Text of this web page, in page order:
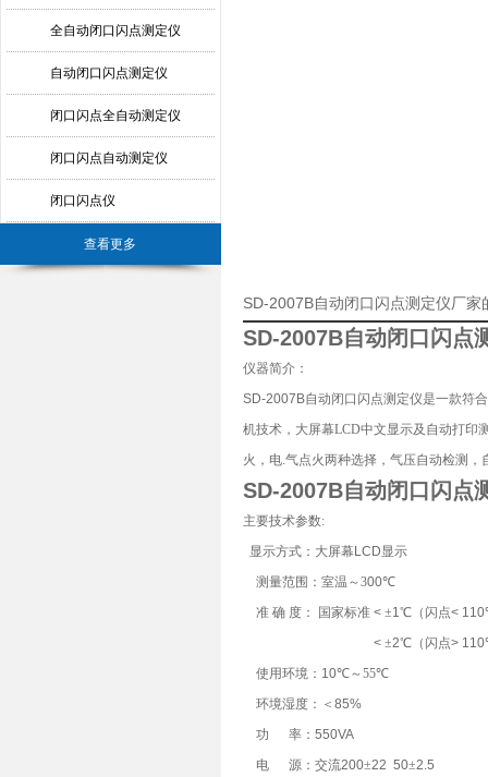
全自动闭口闪点测定仪
自动闭口闪点测定仪
闭口闪点全自动测定仪
闭口闪点自动测定仪
闭口闪点仪
查看更多
SD-2007B自动闭口闪点测定仪厂家
SD-2007B自动闭口闪点
仪器简介：
SD-2007B自动闭口闪点测定仪是一款符
机技术，大屏幕LCD中文显示及自动打印
火，电.气点火两种选择，气压自动检测
SD-2007B自动闭口闪点
主要技术参数:
显示方式：大屏幕 LCD显示
测量范围： 室温 ～300℃
准 确 度： 国家标准 < ±1℃ （闪点< 110
< ±2℃ （闪点> 110
使用环境： 10℃～55℃
环境湿度：＜ 85%
功
率： 550VA
电
源：交流200±22 50±2.5